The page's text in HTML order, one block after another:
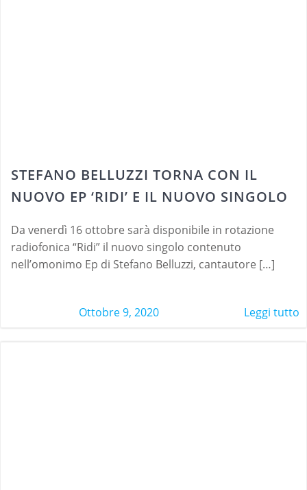
STEFANO BELLUZZI TORNA CON IL
NUOVO EP ‘RIDI’ E IL NUOVO SINGOLO
Da venerdì 16 ottobre sarà disponibile in rotazione
radiofonica “Ridi” il nuovo singolo contenuto
nell’omonimo Ep di Stefano Belluzzi, cantautore […]
Ottobre 9, 2020 Leggi tutto